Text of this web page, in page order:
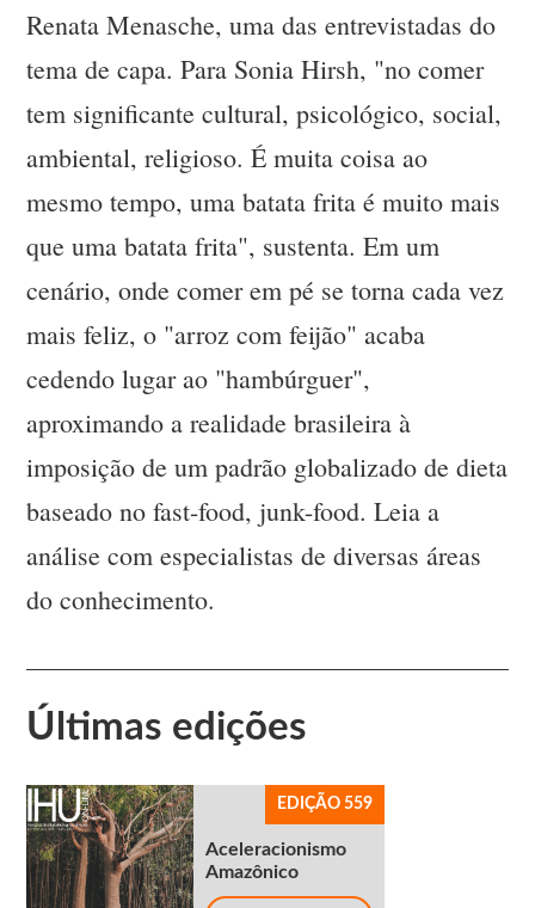
Renata Menasche, uma das entrevistadas do
tema de capa. Para Sonia Hirsh, "no comer
tem significante cultural, psicológico, social,
ambiental, religioso. É muita coisa ao
mesmo tempo, uma batata frita é muito mais
que uma batata frita", sustenta. Em um
cenário, onde comer em pé se torna cada vez
mais feliz, o "arroz com feijão" acaba
cedendo lugar ao "hambúrguer",
aproximando a realidade brasileira à
imposição de um padrão globalizado de dieta
baseado no fast-food, junk-food. Leia a
análise com especialistas de diversas áreas
do conhecimento.
Últimas edições
EDIÇÃO 559
Aceleracionismo
Amazônico